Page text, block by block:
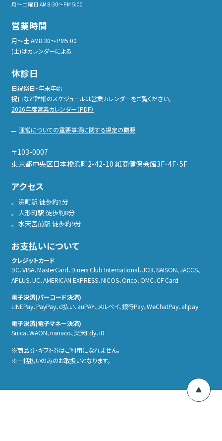
月～土曜日 AM 8:30～PM 5:00
営業時間
月〜土 AM8:30〜PM5:00
(土)はカレンダーによる
休診日
日祝祭日・年末年始
祝日など詳細のスケジュールは営業カレンダーをご覧ください。
2026年度営業カレンダー（PDF）
運営についての重要事項に関する規定の概要
〒103-0007
東京都中央区日本橋浜町2-42-10 紙商健保会館3F･4F･5F
アクセス
浜町駅 徒歩約1分
人形町駅 徒歩約8分
水天宮前駅 徒歩約9分
お支払いについて
クレジットカード
DC、VISA、MasterCard、Diners Club International、JCB、SAISON、JACCS、
APLUS、UC、AMERICAN EXPRESS、NICOS、Orico、OMC、CF Card
電子決済(バーコード決済)
LINEPay、PayPay、d払い、auPAY、メルぺイ、銀行Pay、WeChatPay、allpay
電子決済(電子マネー決済)
Suica、WAON、nanaco、楽天Edy、iD
商品券・ギフト券はご利用になれません。
一括払いのみのお取扱いとなります。